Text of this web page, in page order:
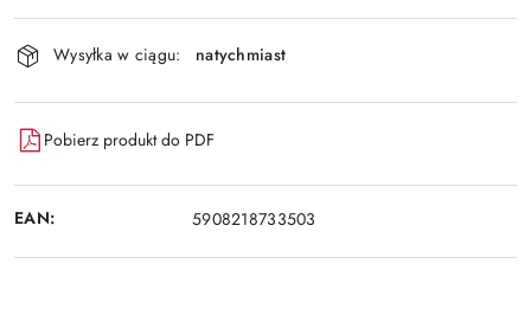
Wyślij
dostawa
Wysyłka w ciągu: natychmiast
Pobierz produkt do PDF
EAN: 5908218733503